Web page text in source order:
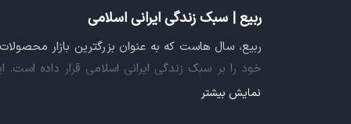
ربیع | سبک زندگی ایرانی اسلامی
ربیع، سال هاست که به عنوان بزرگترین بازار
خود را بر سبک زندگی ایرانی اسلامی قرار داده
فراهم آورده تا تمام نیازهای شما را برای خرید
نمایش بیشتر